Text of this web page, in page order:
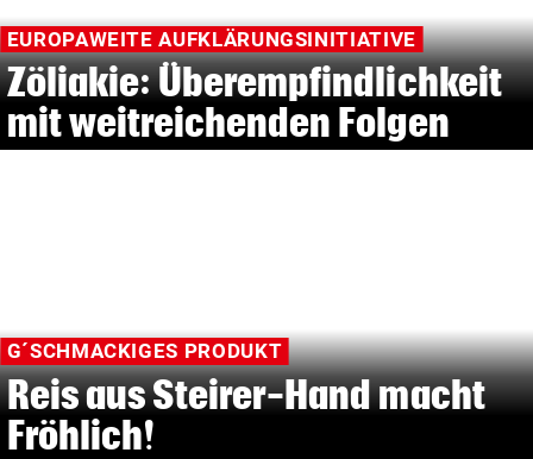
EUROPAWEITE AUFKLÄRUNGSINITIATIVE
Zöliakie: Überempfindlichkeit
mit weitreichenden Folgen
G´SCHMACKIGES PRODUKT
Reis aus Steirer-Hand macht
Fröhlich!